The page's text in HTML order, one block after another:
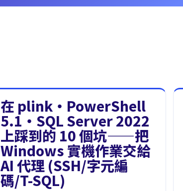
在 plink・PowerShell
5.1・SQL Server 2022
上踩到的 10 個坑——把
Windows 實機作業交給
AI 代理 (SSH/字元編
碼/T-SQL)